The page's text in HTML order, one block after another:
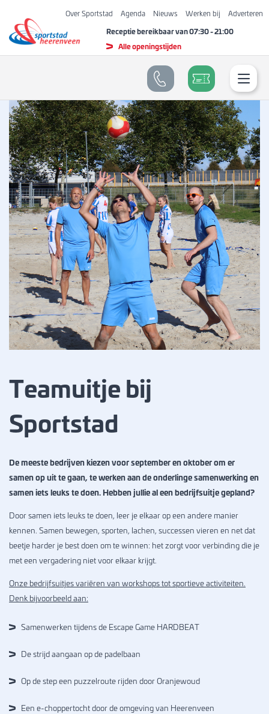
Over Sportstad Agenda Nieuws Werken bij Adverteren
Receptie bereikbaar van07:30-21:00
Alle openingstijden
Teamuitje bij
Sportstad
De meeste bedrijven kiezen voor september en oktober om er
samen op uit te gaan, te werken aan de onderlinge samenwerking en
samen iets leuks te doen. Hebben jullie al een bedrijfsuitje gepland?
Door samen iets leuks te doen, leer je elkaar op een andere manier
kennen. Samen bewegen, sporten, lachen, successen vieren en net dat
beetje harder je best doen om te winnen: het zorgt voor verbinding die je
met een vergadering niet voor elkaar krijgt.
Onze bedrijfsuitjesvariëren van workshops tot sportieve activiteiten.
Denk bijvoorbeeld aan:
Samenwerken tijdens de Escape Game HARDBEAT
De strijd aangaan op de padelbaan
Op de step een puzzelroute rijden door Oranjewoud
Een e-choppertocht door de omgeving van Heerenveen